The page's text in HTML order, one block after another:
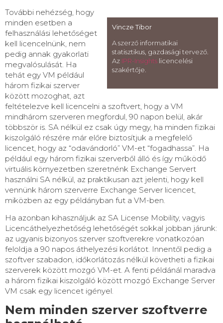
Vincze Tibor
A szerző informatikai
statisztikus, gazdasági tervező.
Az IPR-Insights licencelési
szakértője.
További nehézség, hogy
minden esetben a
felhasználási lehetőséget
kell licencelnünk, nem
pedig annak gyakorlati
megvalósulását. Ha
tehát egy VM például
három fizikai szerver
között mozoghat, azt
feltételezve kell licencelni a szoftvert, hogy a VM
mindhárom szerveren megfordul, 90 napon belül, akár
többször is. SA nélkül ez csak úgy megy, ha minden fizikai
kiszolgáló részére már előre biztosítjuk a megfelelő
licencet, hogy az “odavándorló” VM-et “fogadhassa”. Ha
például egy három fizikai szerverből álló és így működő
virtuális környezetben szeretnénk Exchange Servert
használni SA nélkül, az praktikusan azt jelenti, hogy kell
vennünk három szerverre Exchange Server licencet,
miközben az egy példányban fut a VM-ben.
Ha azonban kihasználjuk az SA License Mobility, vagyis
Licencáthelyezhetőség lehetőségét sokkal jobban járunk:
az ugyanis bizonyos szerver szoftverekre vonatkozóan
feloldja a 90 napos áthelyezési korlátot. Innentől pedig a
szoftver szabadon, időkorlátozás nélkül követheti a fizikai
szerverek között mozgó VM-et. A fenti példánál maradva
a három fizikai kiszolgáló között mozgó Exchange Server
VM csak egy licencet igényel.
Nem minden szerver szoftverre